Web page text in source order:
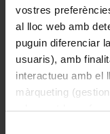
vostres
al lloc web amb
puguin diferenciar
usuaris), amb
interactueu amb el
màrqueting
adequant-la en
Sistema de qualitat
Activitat de la
Acte de